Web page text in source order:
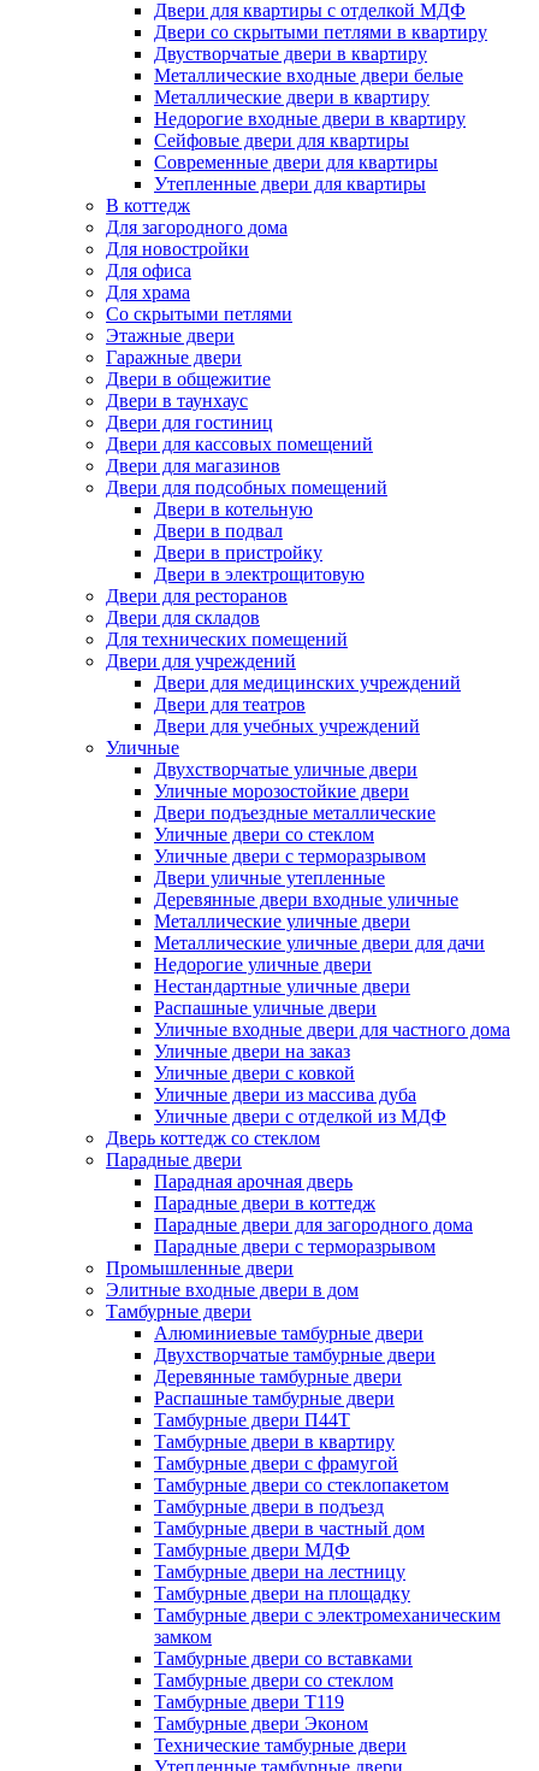
Двери для квартиры с отделкой МДФ
Двери со скрытыми петлями в квартиру
Двустворчатые двери в квартиру
Металлические входные двери белые
Металлические двери в квартиру
Недорогие входные двери в квартиру
Сейфовые двери для квартиры
Современные двери для квартиры
Утепленные двери для квартиры
В коттедж
Для загородного дома
Для новостройки
Для офиса
Для храма
Со скрытыми петлями
Этажные двери
Гаражные двери
Двери в общежитие
Двери в таунхаус
Двери для гостиниц
Двери для кассовых помещений
Двери для магазинов
Двери для подсобных помещений
Двери в котельную
Двери в подвал
Двери в пристройку
Двери в электрощитовую
Двери для ресторанов
Двери для складов
Для технических помещений
Двери для учреждений
Двери для медицинских учреждений
Двери для театров
Двери для учебных учреждений
Уличные
Двухстворчатые уличные двери
Уличные морозостойкие двери
Двери подъездные металлические
Уличные двери со стеклом
Уличные двери с терморазрывом
Двери уличные утепленные
Деревянные двери входные уличные
Металлические уличные двери
Металлические уличные двери для дачи
Недорогие уличные двери
Нестандартные уличные двери
Распашные уличные двери
Уличные входные двери для частного дома
Уличные двери на заказ
Уличные двери с ковкой
Уличные двери из массива дуба
Уличные двери с отделкой из МДФ
Дверь коттедж со стеклом
Парадные двери
Парадная арочная дверь
Парадные двери в коттедж
Парадные двери для загородного дома
Парадные двери с терморазрывом
Промышленные двери
Элитные входные двери в дом
Тамбурные двери
Алюминиевые тамбурные двери
Двухстворчатые тамбурные двери
Деревянные тамбурные двери
Распашные тамбурные двери
Тамбурные двери П44Т
Тамбурные двери в квартиру
Тамбурные двери с фрамугой
Тамбурные двери со стеклопакетом
Тамбурные двери в подъезд
Тамбурные двери в частный дом
Тамбурные двери МДФ
Тамбурные двери на лестницу
Тамбурные двери на площадку
Тамбурные двери с электромеханическим
замком
Тамбурные двери со вставками
Тамбурные двери со стеклом
Тамбурные двери Т119
Тамбурные двери Эконом
Технические тамбурные двери
Утепленные тамбурные двери